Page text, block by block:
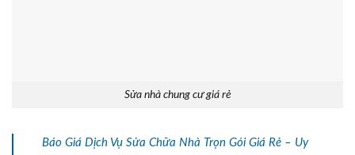
Sửa nhà chung cư giá rẻ
Báo Giá Dịch Vụ Sửa Chữa Nhà Trọn Gói Giá Rẻ – Uy